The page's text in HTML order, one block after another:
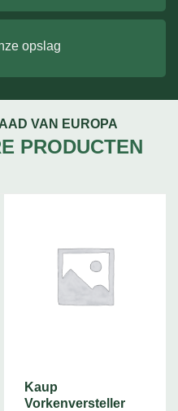
opslag
VAN EUROPA
PRODUCTEN
Kaup
Vorkenversteller